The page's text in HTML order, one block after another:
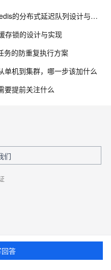
生产级实战：基于Spring Boot + Redis的分布式延迟队列设计与实现
存锁的设计与实现
务的防重复执行方案
单机到集群，哪一步该加什么
要提前关注什么
回答
们
号浙B2-20080101-4